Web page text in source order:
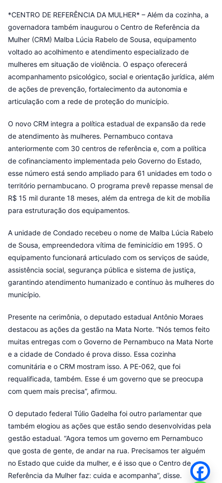
*CENTRO DE REFERÊNCIA DA MULHER* – Além da cozinha, a
governadora também inaugurou o Centro de Referência da
Mulher (CRM) Malba Lúcia Rabelo de Sousa, equipamento
voltado ao acolhimento e atendimento especializado de
mulheres em situação de violência. O espaço oferecerá
acompanhamento psicológico, social e orientação jurídica, além
de ações de prevenção, fortalecimento da autonomia e
articulação com a rede de proteção do município.
O novo CRM integra a política estadual de expansão da rede
de atendimento às mulheres. Pernambuco contava
anteriormente com 30 centros de referência e, com a política
de cofinanciamento implementada pelo Governo do Estado,
esse número está sendo ampliado para 61 unidades em todo o
território pernambucano. O programa prevê repasse mensal de
R$ 15 mil durante 18 meses, além da entrega de kit de mobília
para estruturação dos equipamentos.
A unidade de Condado recebeu o nome de Malba Lúcia Rabelo
de Sousa, empreendedora vítima de feminicídio em 1995. O
equipamento funcionará articulado com os serviços de saúde,
assistência social, segurança pública e sistema de justiça,
garantindo atendimento humanizado e contínuo às mulheres do
município.
Presente na cerimônia, o deputado estadual Antônio Moraes
destacou as ações da gestão na Mata Norte. “Nós temos feito
muitas entregas com o Governo de Pernambuco na Mata Norte
e a cidade de Condado é prova disso. Essa cozinha
comunitária e o CRM mostram isso. A PE-062, que foi
requalificada, também. Esse é um governo que se preocupa
com quem mais precisa”, afirmou.
O deputado federal Túlio Gadelha foi outro parlamentar que
também elogiou as ações que estão sendo desenvolvidas pela
gestão estadual. “Agora temos um governo em Pernambuco
que gosta de gente, de andar na rua. Precisamos ter alguém
no Estado que cuide da mulher, e é isso que o Centro de
Referência da Mulher faz: cuida e acompanha”, disse.